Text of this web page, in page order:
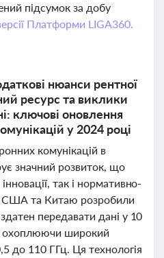
підсумок за добу
Платформи LIGA360.
нюанси рентної
ресурс та виклики
ключові оновлення
у 2024 році
комунікацій в
значний розвиток, що
так і нормативно-
США та Китаю розробили
передавати дані у 10
охоплюючи широкий
до 110 ГГц. Ця технологія